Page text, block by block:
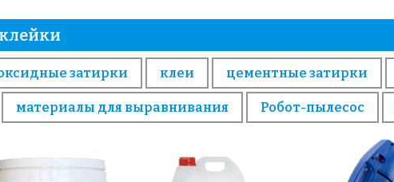
затирки клеи цементные затирки
материалы для выравнивания Робот-пылесос